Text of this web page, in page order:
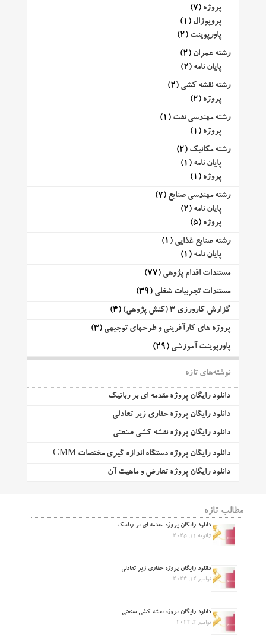
پروژه (7)
پروپوزال (1)
پاورپوینت (2)
رشته عمران (2)
پایان نامه (2)
رشته نقشه کشی (2)
پروژه (2)
رشته مهندسی نفت (1)
پروژه (1)
رشته مکانیک (2)
پایان نامه (1)
پروژه (1)
رشته مهندسی صنایع (7)
پایان نامه (2)
پروژه (5)
رشته صنایع غذایی (1)
پایان نامه (1)
مستندات اقدام پژوهی (77)
مستندات تجربیات شغلی (39)
گزارش کارورزی 3 (کنش پژوهی)
(4)
پروژه های کارآفرینی و طرحهای توجیهی (3)
پاورپوینت آموزشی (29)
نوشته‌های تازه
دانلود رایگان پروژه مقدمه ای بر رباتیک
دانلود رایگان پروژه حفاری زیر تعادلی
دانلود رایگان پروژه نقشه کشی صنعتی
دانلود رایگان پروژه دستگاه اندازه گیری مختصات CMM
دانلود رایگان پروژه تعارض و ماهیت آن
مطالب تازه
دانلود رایگان پروژه مقدمه ای بر رباتیک
ژانویه 11, 2025
دانلود رایگان پروژه حفاری زیر تعادلی
نوامبر 12, 2024
دانلود رایگان پروژه نقشه کشی صنعتی
نوامبر 4, 2024